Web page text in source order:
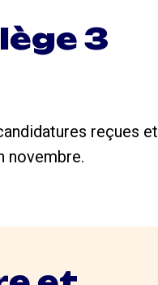
3
reçues et
novembre.